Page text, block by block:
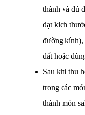
thành và đủ
đạt kích
đường kính),
đất hoặc
Sau khi thu
trong các
thành món